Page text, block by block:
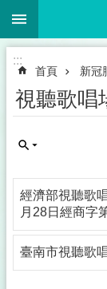
跳到主要內容區塊
:::
首頁 新冠
視聽歌唱
經濟部視聽歌
月28日經商字
臺南市視聽歌